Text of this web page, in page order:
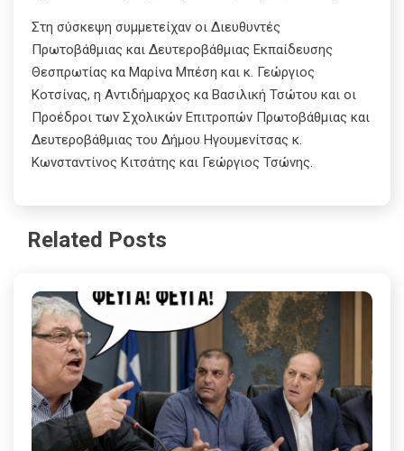
Στη σύσκεψη συμμετείχαν οι Διευθυντές
Πρωτοβάθμιας και Δευτεροβάθμιας Εκπαίδευσης
Θεσπρωτίας κα Μαρίνα Μπέση και κ. Γεώργιος
Κοτσίνας, η Αντιδήμαρχος κα Βασιλική Τσώτου και οι
Προέδροι των Σχολικών Επιτροπών Πρωτοβάθμιας και
Δευτεροβάθμιας του Δήμου Ηγουμενίτσας κ.
Κωνσταντίνος Κιτσάτης και Γεώργιος Τσώνης.
Related Posts